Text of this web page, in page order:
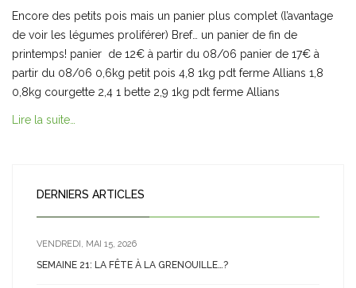
Encore des petits pois mais un panier plus complet (l’avantage
de voir les légumes proliférer) Bref… un panier de fin de
printemps! panier de 12€ à partir du 08/06 panier de 17€ à
partir du 08/06 0,6kg petit pois 4,8 1kg pdt ferme Allians 1,8
0,8kg courgette 2,4 1 bette 2,9 1kg pdt ferme Allians
Lire la suite…
DERNIERS ARTICLES
VENDREDI, MAI 15, 2026
SEMAINE 21: LA FÊTE À LA GRENOUILLE…?